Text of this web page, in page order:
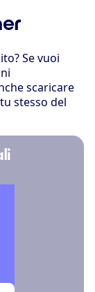
Se vuoi
scaricare
stesso del